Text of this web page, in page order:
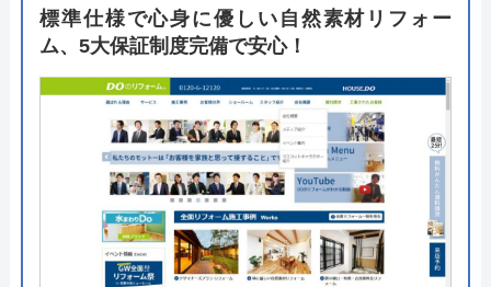
格を保有しているため住宅設備のことならなんでも
任せられる安心感も嬉しいポイント。見積もりや依
ない方にもおすすめの業者です。
公式サイトで
料金詳細を見る
交換の達人 の基本情報
標準仕様で心身に優しい自然素材リフォー
ム、5大保証制度完備で安心！